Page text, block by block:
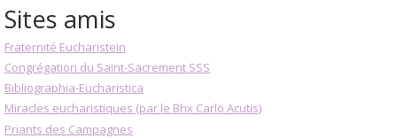
Sites amis
Fraternité Eucharistein
Congrégation du Saint-Sacrement SSS
Bibliographia-Eucharistica
Miracles eucharistiques (par le Bhx Carlo Acutis)
Priants des Campagnes